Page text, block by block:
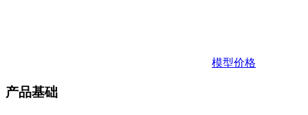
模型价格
产品基础